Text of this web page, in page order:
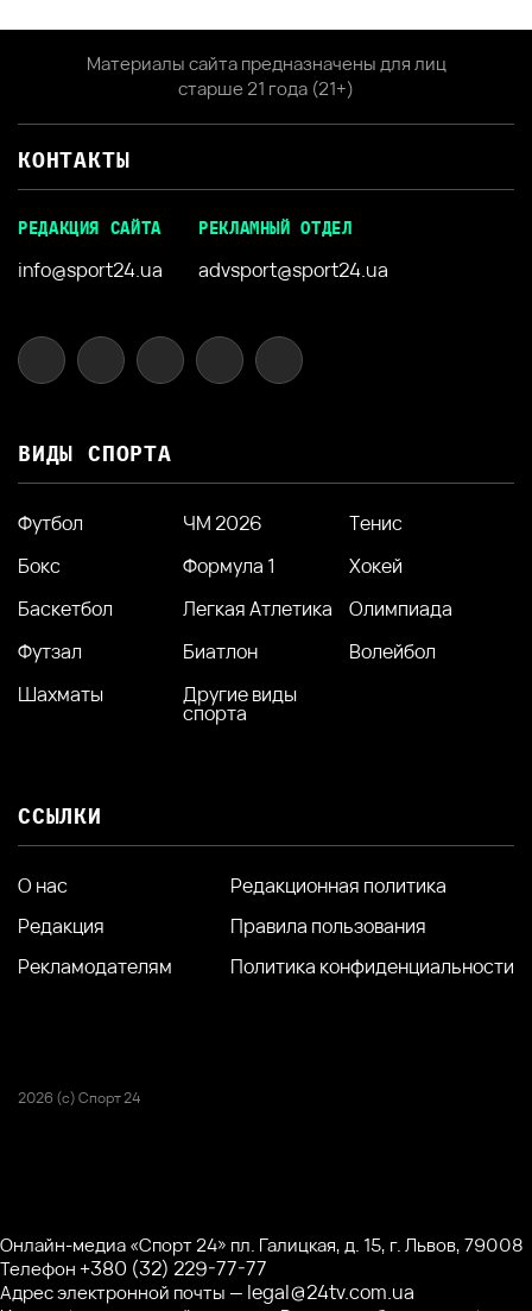
Материалы сайта предназначены для лиц
старше 21 года (21+)
КОНТАКТЫ
РЕДАКЦИЯ САЙТА
info@sport24.ua
РЕКЛАМНЫЙ ОТДЕЛ
advsport@sport24.ua
ВИДЫ СПОРТА
Футбол ЧМ 2026
Тенис
Бокс
Формула 1
Хокей
Баскетбол
Легкая Атлетика
Олимпиада
Футзал
Биатлон
Волейбол
Шахматы
Другие виды
спорта
ССЫЛКИ
О нас
Редакция
Рекламодателям
Редакционная политика
Правила пользования
Политика конфиденциальности
2026 (с) Спорт 24
Онлайн-медиа «Спорт 24» пл. Галицкая, д. 15, г. Львов, 79008
Телефон +380 (32) 229-77-77
Адрес электронной почты — legal@24tv.com.ua